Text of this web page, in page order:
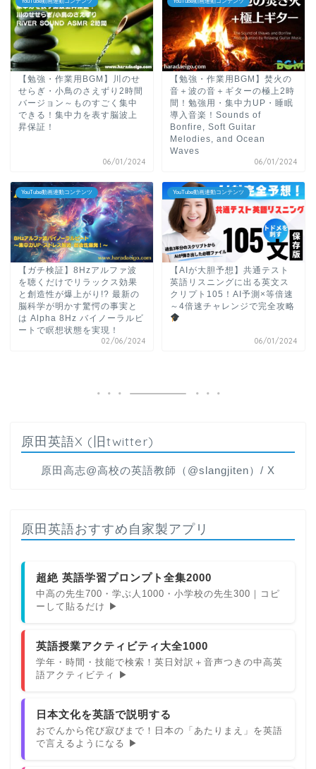
YouTube動画連動コンテンツ
【勉強・作業用BGM】川のせ
せらぎ・小鳥のさえずり2時間
バージョン～ものすごく集中
できる！集中力を表す脳波上
昇保証！
06/01/2024
YouTube動画連動コンテンツ
【勉強・作業用BGM】焚火の
音＋波の音＋ギターの極上2時
間！勉強用・集中力UP・睡眠
導入音楽！Sounds of
Bonfire, Soft Guitar
Melodies, and Ocean
Waves
06/01/2024
YouTube動画連動コンテンツ
【ガチ検証】8Hzアルファ波
を聴くだけでリラックス効果
と創造性が爆上がり!? 最新の
脳科学が明かす驚愕の事実と
は Alpha 8Hz バイノーラルビ
ートで瞑想状態を実現！
02/06/2024
YouTube動画連動コンテンツ
【AIが大胆予想】共通テスト
英語リスニングに出る英文ス
クリプト105！AI予測×等倍速
～4倍速チャレンジで完全攻略
06/01/2024
原田英語X (旧twitter)
原田高志@高校の英語教師（@slangjiten）/ X
原田英語おすすめ自家製アプリ
超絶 英語学習プロンプト全集2000
中高の先生700・学ぶ人1000・小学校の先生300｜コピ
ーして貼るだけ ▶
英語授業アクティビティ大全1000
学年・時間・技能で検索！英日対訳＋音声つきの中高英
語アクティビティ ▶
日本文化を英語で説明する
おでんから侘び寂びまで！日本の「あたりまえ」を英語
で言えるようになる ▶